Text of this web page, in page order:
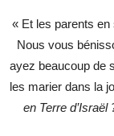
« Et les parents en
Nous vous
ayez beaucoup de
les marier dans la
en Terre d’Israël